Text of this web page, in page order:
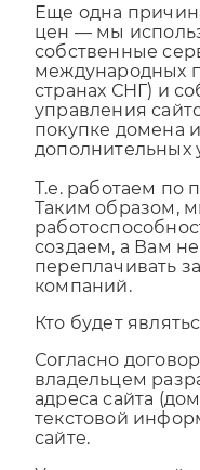
цен — мы
собственные
международных
странах СНГ) и
управления
покупке домена
дополнительных
Таким образом,
создаем, а Вам
переплачивать
компаний.
владельцем
адреса сайта
текстовой
сайте.